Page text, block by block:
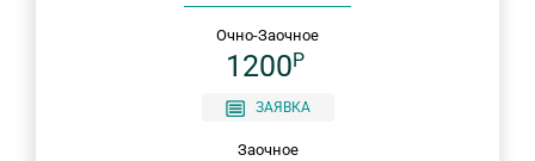
Очно-Заочное
1200P
ЗАЯВКА
Заочное